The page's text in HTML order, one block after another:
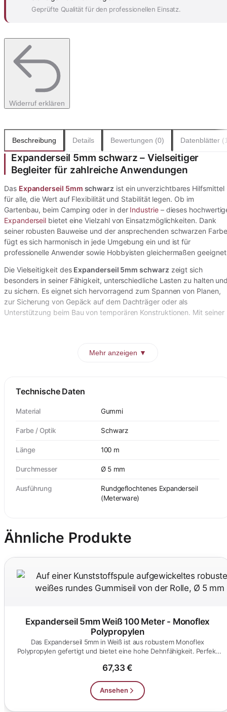
Geprüfte Qualität für den professionellen Einsatz.
Widerruf erklären
Beschreibung Details Bewertungen (0) Datenblätter
Expanderseil 5mm schwarz – Vielseitiger
Begleiter für zahlreiche Anwendungen
Das Expanderseil 5mm schwarz ist ein unverzichtbares Hilfsmittel
für alle, die Wert auf Flexibilität und Stabilität legen. Ob im
Gartenbau, beim Camping oder in der Industrie– dieses
Expanderseil bietet eine Vielzahl von Einsatzmöglichkeiten. Dank
seiner robusten Bauweise und der ansprechenden schwarzen Farbe
fügt es sich harmonisch in jede Umgebung ein und ist für
professionelle Anwender sowie Hobbyisten gleichermaßen
Die Vielseitigkeit des Expanderseil 5mm schwarz zeigt sich
besonders in seiner Fähigkeit, unterschiedliche Lasten zu halten
zu sichern. Es eignet sich hervorragend zum Spannen von Planen,
zur Sicherung von Gepäck auf dem Dachträger oder als
Unterstützung beim Bau von temporären Konstruktionen. Mit seiner
Mehr anzeigen ▼
Technische Daten
Material Gummi
Farbe / Optik Schwarz
Länge 100 m
Durchmesser Ø 5 mm
Ausführung
Rundgeflochtenes Expanderseil
(Meterware)
Ähnliche Produkte
Expanderseil 5mm Weiß 100 Meter - Monoflex
Polypropylen
Das Expanderseil 5mm in Weiß ist aus robustem Monoflex
Polypropylen gefertigt und bietet eine hohe Dehnfähigkeit. Perfekt
67,33 €
Ansehen